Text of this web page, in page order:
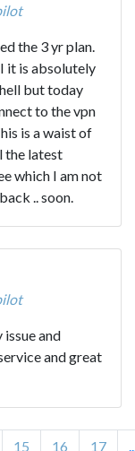
the 3 yr plan.
it is absolutely
but today
to the vpn
is a waist of
the latest
which I am not
.. soon.
and
and great
15 16 17